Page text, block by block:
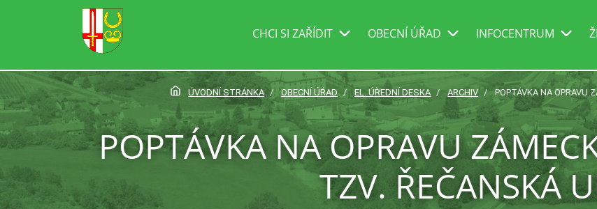
CHCI SI ZAŘÍDIT OBECNÍ ÚŘAD INFOCENTRUM
ÚVODNÍ STRÁNKA OBECNÍ ÚŘAD EL. ÚŘEDNÍ DESKA ARCHIV POPTÁVKA NA OPRAVU
POPTÁVKA NA OPRAVU
TZV. ŘEČANSKÁ